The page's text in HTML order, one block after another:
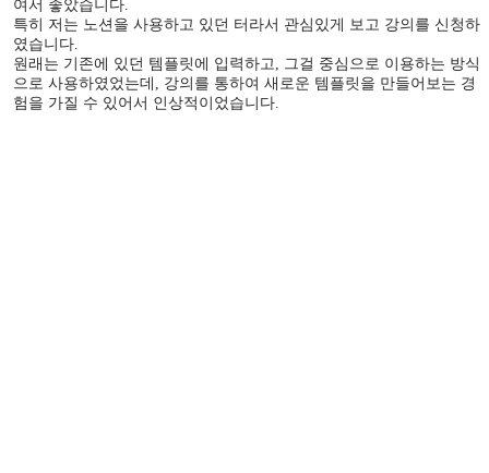
여서 좋았습니다.
특히 저는 노션을 사용하고 있던 터라서 관심있게 보고 강의를 신청하
였습니다.
원래는 기존에 있던 템플릿에 입력하고, 그걸 중심으로 이용하는 방식
으로 사용하였었는데, 강의를 통하여 새로운 템플릿을 만들어보는 경
험을 가질 수 있어서 인상적이었습니다.